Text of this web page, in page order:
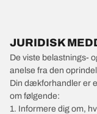
JURIDISK
De viste belastnings-
anelse fra den
Din dækforhandler er
om følgende:
1. Informere dig om,